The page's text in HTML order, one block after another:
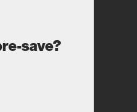
save?